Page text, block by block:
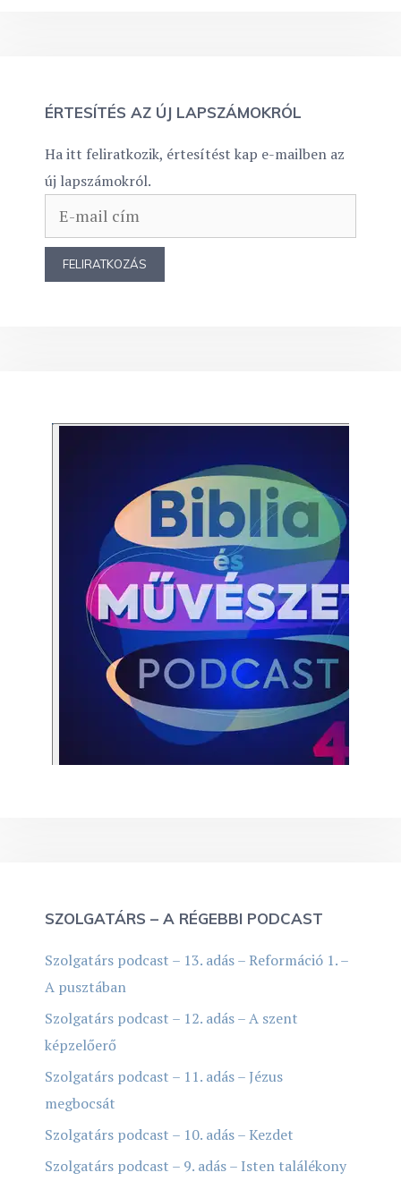
ÉRTESÍTÉS AZ ÚJ LAPSZÁMOKRÓL
Ha itt feliratkozik, értesítést kap e-mailben az
új lapszámokról.
SZOLGATÁRS – A RÉGEBBI PODCAST
Szolgatárs podcast – 13. adás – Reformáció 1. –
A pusztában
Szolgatárs podcast – 12. adás – A szent
képzelőerő
Szolgatárs podcast – 11. adás – Jézus
megbocsát
Szolgatárs podcast – 10. adás – Kezdet
Szolgatárs podcast – 9. adás – Isten találékony